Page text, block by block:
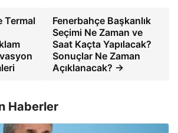
Termal
Fenerbahçe Başkanlık
Seçimi Ne Zaman ve
Saat Kaçta Yapılacak?
Sonuçlar Ne Zaman
Açıklanacak? →
Haberler